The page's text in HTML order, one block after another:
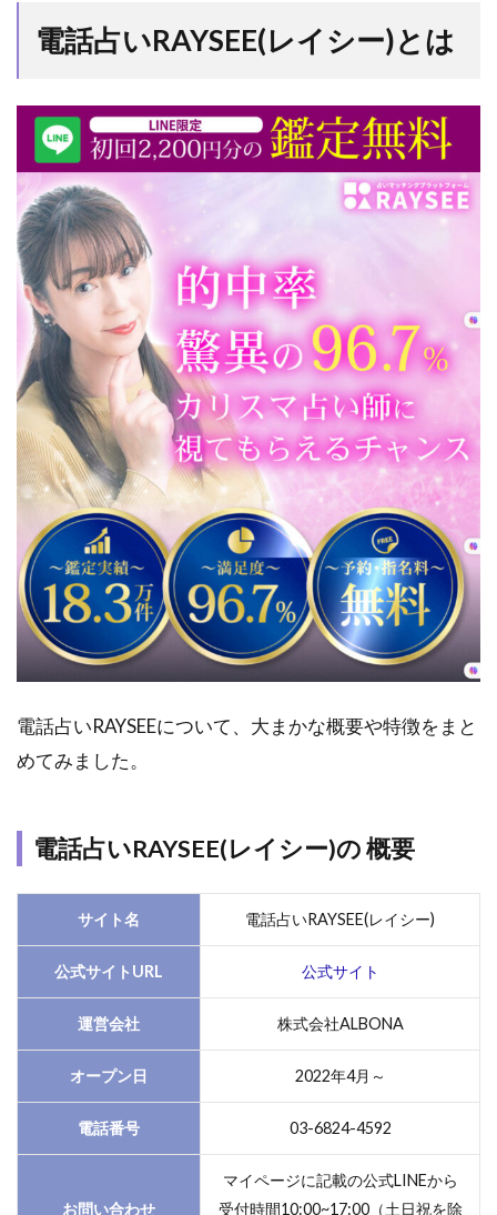
は
占い
RAYSEE(レ
イシー)の
概要
1.2
電話占
い
RAYSEE
の特徴
2
電話
占い
RAYSEE(レ
イシー) の
メリット
や魅力を7
つ紹介
1.電
話占
いが
おト
ク！
時に
間分
なる
クー
配布
2.2
2.チ
ャッ
ト占
いも
おト
アン
ケー
する
電話占いRAYSEE(レイシー)とは
電話占いRAYSEEについて、大まかな概要や特徴をまと
めてみました。
電話占いRAYSEE(レイシー)の 概要
サイト名 電話占いRAYSEE(レイシー)
公式サイトURL 公式サイト
運営会社 株式会社ALBONA
オープン日 2022年4月～
電話番号 03-6824-4592
お問い合わせ
マイページに記載の公式LINEから
受付時間10:00~17:00（土日祝を除